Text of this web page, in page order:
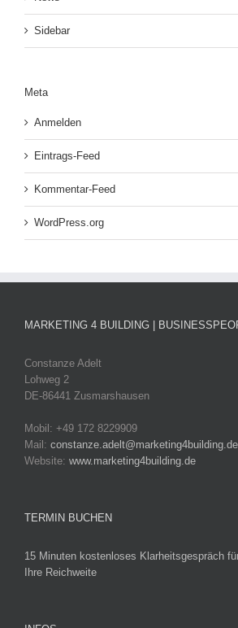
Sidebar
Meta
Anmelden
Eintrags-Feed
Kommentar-Feed
WordPress.org
MARKETING 4 BUILDING |
Constanze Adelt
Lohweg 2
DE-86441 Zusmarshausen
Mobil: +49 172 8229909
Mail: constanze.adelt@marketing4building.de
Website: www.marketing4building.de
TERMIN BUCHEN
15 Minuten kostenloses Klarheitsgespräch
Ihre Reichweite